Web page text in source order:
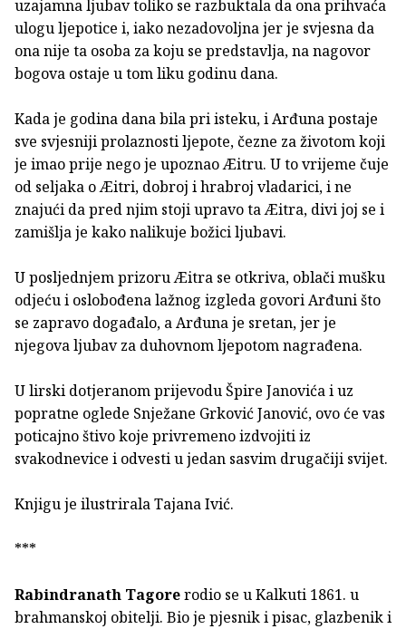
uzajamna ljubav toliko se razbuktala da ona prihvaća
ulogu ljepotice i, iako nezadovoljna jer je svjesna da
ona nije ta osoba za koju se predstavlja, na nagovor
bogova ostaje u tom liku godinu dana.
Kada je godina dana bila pri isteku, i Arđuna postaje
sve svjesniji prolaznosti ljepote, čezne za životom koji
je imao prije nego je upoznao Æitru. U to vrijeme čuje
od seljaka o Æitri, dobroj i hrabroj vladarici, i ne
znajući da pred njim stoji upravo ta Æitra, divi joj se i
zamišlja je kako nalikuje božici ljubavi.
U posljednjem prizoru Æitra se otkriva, oblači mušku
odjeću i oslobođena lažnog izgleda govori Arđuni što
se zapravo događalo, a Arđuna je sretan, jer je
njegova ljubav za duhovnom ljepotom nagrađena.
U lirski dotjeranom prijevodu Špire Janovića i uz
popratne oglede Snježane Grković Janović, ovo će vas
poticajno štivo koje privremeno izdvojiti iz
svakodnevice i odvesti u jedan sasvim drugačiji svijet.
Knjigu je ilustrirala Tajana Ivić.
***
Rabindranath Tagorerodio se u Kalkuti 1861. u
brahmanskoj obitelji. Bio je pjesnik i pisac, glazbenik i